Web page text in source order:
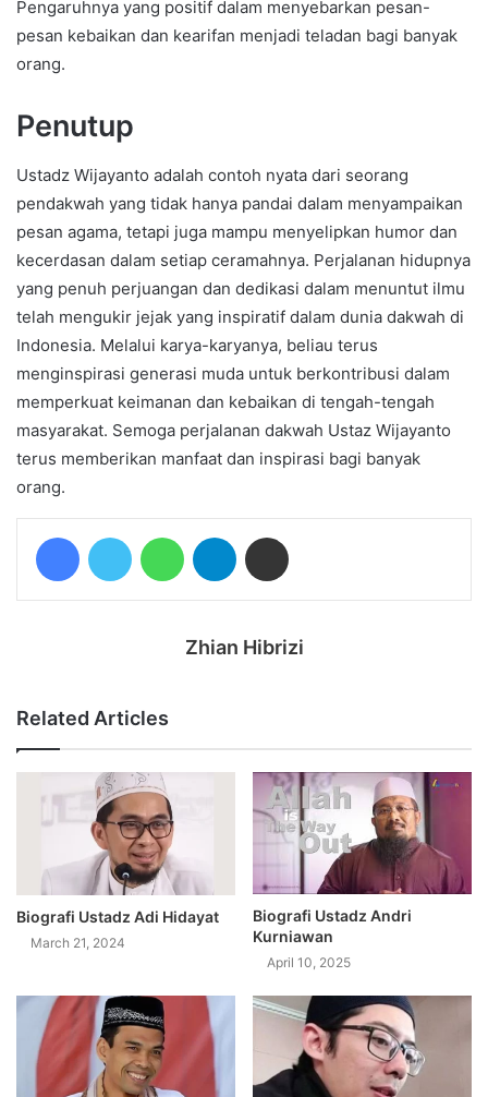
Pengaruhnya yang positif dalam menyebarkan pesan-
pesan kebaikan dan kearifan menjadi teladan bagi banyak
orang.
Penutup
Ustadz Wijayanto adalah contoh nyata dari seorang
pendakwah yang tidak hanya pandai dalam menyampaikan
pesan agama, tetapi juga mampu menyelipkan humor dan
kecerdasan dalam setiap ceramahnya. Perjalanan hidupnya
yang penuh perjuangan dan dedikasi dalam menuntut ilmu
telah mengukir jejak yang inspiratif dalam dunia dakwah di
Indonesia. Melalui karya-karyanya, beliau terus
menginspirasi generasi muda untuk berkontribusi dalam
memperkuat keimanan dan kebaikan di tengah-tengah
masyarakat. Semoga perjalanan dakwah Ustaz Wijayanto
terus memberikan manfaat dan inspirasi bagi banyak
orang.
Zhian Hibrizi
Related Articles
Biografi Ustadz Adi Hidayat
March 21, 2024
Biografi Ustadz Andri
Kurniawan
April 10, 2025